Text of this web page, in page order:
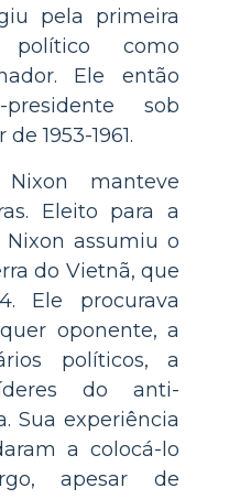
pela primeira
como
Ele então
sob
1953-1961.
manteve
Eleito para a
Nixon assumiu o
do Vietnã, que
Ele procurava
oponente, a
políticos, a
do anti-
Sua experiência
a colocá-lo
apesar de